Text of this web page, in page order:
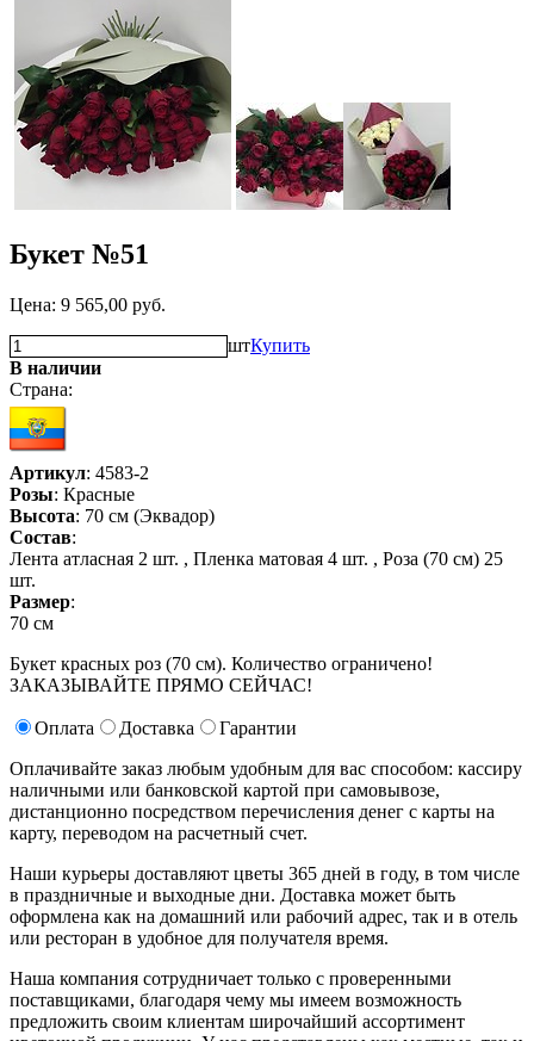
Букет №51
Цена: 9 565,00 руб.
штКупить
В наличии
Страна:
Артикул: 4583-2
Розы: Красные
Высота: 70 см (Эквадор)
Состав:
Лента атласная 2 шт. , Пленка матовая 4 шт. , Роза (70 см) 25
шт.
Размер:
70 см
Букет красных роз (70 см). Количество ограничено!
ЗАКАЗЫВАЙТЕ ПРЯМО СЕЙЧАС!
Оплата Доставка
Гарантии
Оплачивайте заказ любым удобным для вас способом: кассиру
наличными или банковской картой при самовывозе,
дистанционно посредством перечисления денег с карты на
карту, переводом на расчетный счет.
Наши курьеры доставляют цветы 365 дней в году, в том числе
в праздничные и выходные дни. Доставка может быть
оформлена как на домашний или рабочий адрес, так и в отель
или ресторан в удобное для получателя время.
Наша компания сотрудничает только с проверенными
поставщиками, благодаря чему мы имеем возможность
предложить своим клиентам широчайший ассортимент